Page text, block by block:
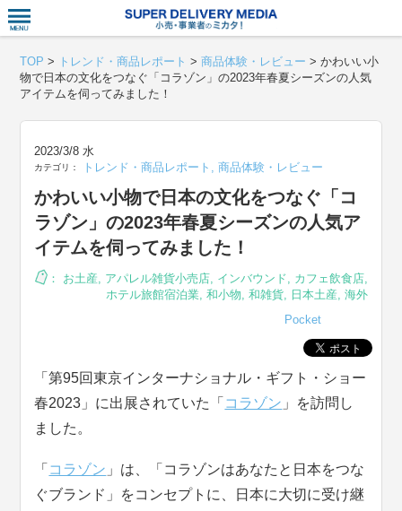
TOP > トレンド・商品レポート >商品体験・レビュー >かわいい小
物で日本の文化をつなぐ「コラゾン」の2023年春夏シーズンの人気
アイテムを伺ってみました！
2023/3/8 水
カテゴリ： トレンド・商品レポート ,商品体験・レビュー
かわいい小物で日本の文化をつなぐ「コ
ラゾン」の2023年春夏シーズンの人気ア
イテムを伺ってみました！
： お土産, アパレル雑貨小売店, インバウンド, カフェ飲食店,
ホテル旅館宿泊業, 和小物, 和雑貨, 日本土産, 海外
Pocket
「第95回東京インターナショナル・ギフト・ショー
春2023」に出展されていた「 コラゾン 」を訪問し
ました。
「 コラゾン 」は、「コラゾンはあなたと日本をつな
ぐブランド」をコンセプトに、日本に大切に受け継